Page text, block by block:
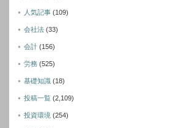
人気記事 (109)
会社法 (33)
会計 (156)
労務 (525)
基礎知識 (18)
投稿一覧 (2,109)
投資環境 (254)